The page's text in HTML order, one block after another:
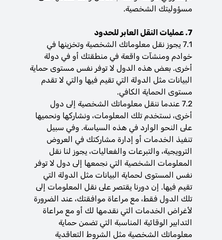
مسؤوليتك الشخصية.
7. عمليات النقل العابر للحدود
7.1 يجوز نقل معلوماتك الشخصية وتخزينها في
خوادم ومنشآت واقعة في منطقتك أو في دولة
أخرى. بعض هذه الدول لا توفر نفس مستوى حماية
البيانات مثل الدولة التي تقيم فيها والتي لا تقدم
مستوى الحماية الكافي.
7.2 عندما ننقل معلوماتك الشخصية إلى دول
أخرى، نستخدم تلك المعلومات، ونشاركها ونحميها
على النحو الوارد في هذه السياسة. وفي سبيل
تنفيذ الخدمات أو إدارة مشاركتك في العروض
الترويجية، والتبرعات والفعاليات، يجوز لنا نقل
المعلومات الشخصية التي نجمعها إلى دول لا توفر
نفس المستوى لحماية البيانات مثل الدولة التي
تقيم فيها. إن دورنا يقتصر على نقل المعلومات إلى
تلك الدول فقط، مع مراعاة موافقتك، عند الضرورة
لأغراض الخدمات التي نقدمها لك أو مع مراعاة
التدابير الوقائية المناسبة التي تضمن حماية
معلوماتك الشخصية مثل الشروط التعاقدية